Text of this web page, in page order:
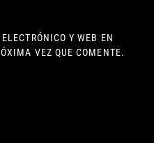
Y WEB EN
VEZ QUE COMENTE.